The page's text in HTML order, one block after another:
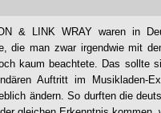
& LINK WRAY waren in
die man zwar irgendwie mit
kaum beachtete. Das sollte
Auftritt im Musikladen-
ändern. So durften die